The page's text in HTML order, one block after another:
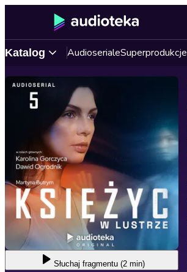
Katalog AudioserialeSuperprodukcje
Słuchaj fragmentu (2 min)